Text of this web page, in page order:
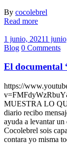
By cocolebrel
Read more
1 junio, 20211
Blog 0 Comments
El documental
https://
MUESTRA LO
diario recibo
ayuda a levantar
Cocolebrel sois
contara yo misma